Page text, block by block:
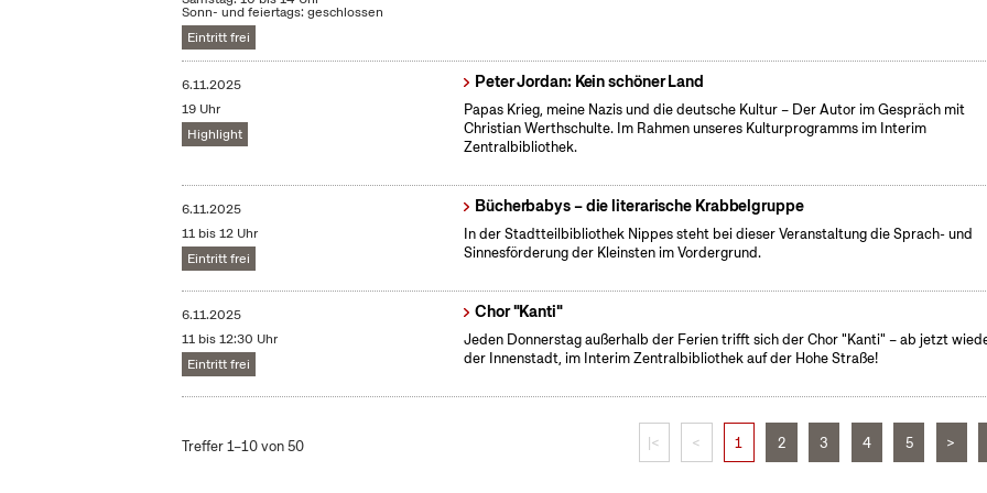
Sonn- und feiertags: geschlossen
Eintritt frei
6.11.2025
19 Uhr
Highlight
Peter Jordan: Kein schöner Land
Papas Krieg, meine Nazis und die deutsche Kultur – Der Autor im Gespräch mit
Christian Werthschulte. Im Rahmen unseres Kulturprogramms im Interim
Zentralbibliothek.
6.11.2025
11 bis 12 Uhr
Eintritt frei
Bücherbabys – die literarische Krabbelgruppe
In der Stadtteilbibliothek Nippes steht bei dieser Veranstaltung die Sprach- und
Sinnesförderung der Kleinsten im Vordergrund.
6.11.2025
11 bis 12:30 Uhr
Eintritt frei
Chor "Kanti"
Jeden Donnerstag außerhalb der Ferien trifft sich der Chor "Kanti" – ab jetzt
der Innenstadt, im Interim Zentralbibliothek auf der Hohe Straße!
Treffer 1–10 von 50 |< < 1 2 3 4 5 >